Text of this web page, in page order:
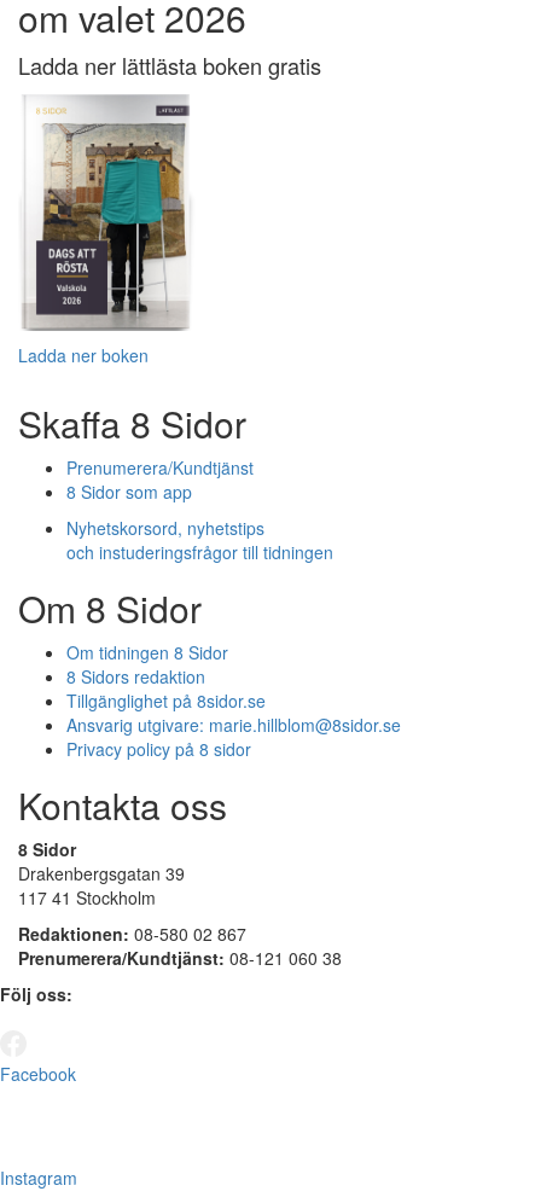
om valet 2026
Ladda ner lättlästa boken gratis
Ladda ner boken
Skaffa 8 Sidor
Prenumerera/Kundtjänst
8 Sidor som app
Nyhetskorsord, nyhetstips
och instuderingsfrågor till tidningen
Om 8 Sidor
Om tidningen 8 Sidor
8 Sidors redaktion
Tillgänglighet på 8sidor.se
Ansvarig utgivare: marie.hillblom@8sidor.se
Privacy policy på 8 sidor
Kontakta oss
8 Sidor
Drakenbergsgatan 39
117 41 Stockholm
Redaktionen: 08-580 02 867
Prenumerera/Kundtjänst: 08-121 060 38
Följ oss:
Facebook
Instagram